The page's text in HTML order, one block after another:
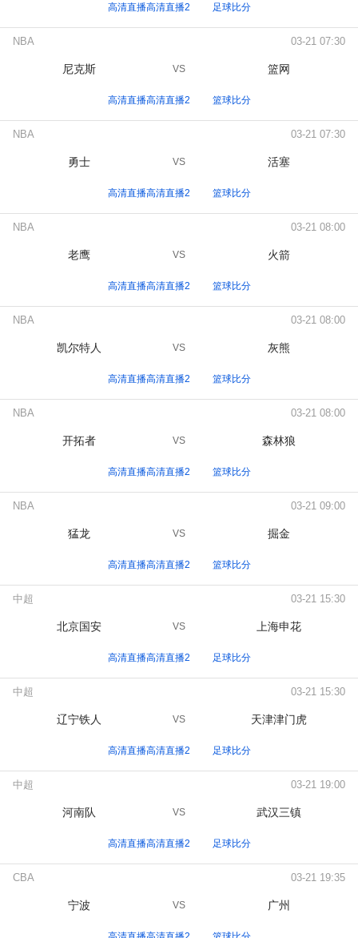
高清直播高清直播2 足球比分
NBA 03-21 07:30
尼克斯 VS 篮网
高清直播高清直播2 篮球比分
NBA 03-21 07:30
勇士 VS 活塞
高清直播高清直播2 篮球比分
NBA 03-21 08:00
老鹰 VS 火箭
高清直播高清直播2 篮球比分
NBA 03-21 08:00
凯尔特人 VS 灰熊
高清直播高清直播2 篮球比分
NBA 03-21 08:00
开拓者 VS 森林狼
高清直播高清直播2 篮球比分
NBA 03-21 09:00
猛龙 VS 掘金
高清直播高清直播2 篮球比分
中超 03-21 15:30
北京国安 VS 上海申花
高清直播高清直播2 足球比分
中超 03-21 15:30
辽宁铁人 VS 天津津门虎
高清直播高清直播2 足球比分
中超 03-21 19:00
河南队 VS 武汉三镇
高清直播高清直播2 足球比分
CBA 03-21 19:35
宁波 VS 广州